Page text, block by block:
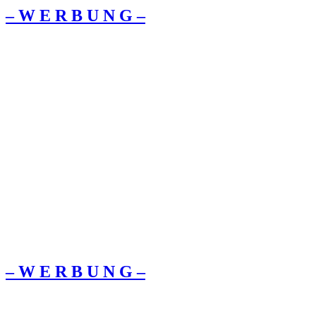
– W Ε R Β U Ν G –
– W Ε R Β U Ν G –